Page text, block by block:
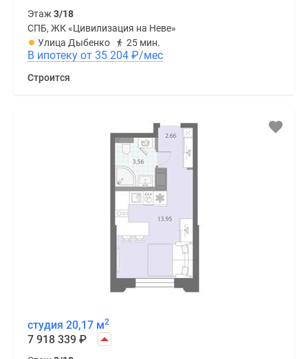
Этаж 3/18
СПБ, ЖК «Цивилизация на Неве»
Улица Дыбенко
25 мин.
В ипотеку от 35 204 ₽/мес
Строится
студия 20,17 м2
7 918 339 ₽